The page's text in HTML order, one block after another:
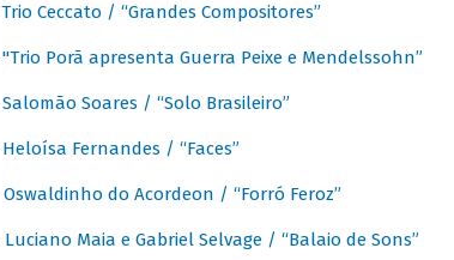
Trio Ceccato / “Grandes Compositores”
"Trio Porã apresenta Guerra Peixe e Mendelssohn”
Salomão Soares / “Solo Brasileiro”
Heloísa Fernandes / “Faces”
Oswaldinho do Acordeon / “Forró Feroz”
Luciano Maia e Gabriel Selvage / “Balaio de Sons”